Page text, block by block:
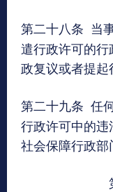
第二十八条 当
遣行政许可的
政复议或者提起
第二十九条 任
行政许可中的
社会保障行政部